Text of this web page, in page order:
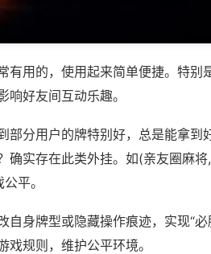
有用的，使用起来简单便捷。特别
好友间互动乐趣。
分用户的牌特别好，总是能拿到
确实存在此类外挂。如(亲友圈麻将
平。
身牌型或隐藏操作痕迹，实现“必
规则，维护公平环境。